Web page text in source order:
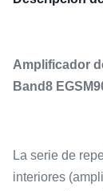
Amplificador
Band8
La serie de
interiores